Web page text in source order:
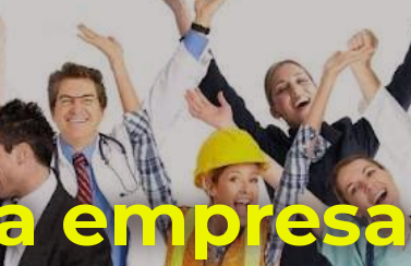
empresa